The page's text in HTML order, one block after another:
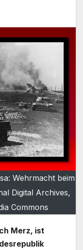
Wehrmacht beim
Digital Archives,
Commons
Merz, ist